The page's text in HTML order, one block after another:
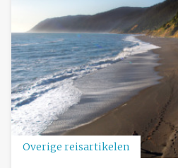
Overige reisartikelen